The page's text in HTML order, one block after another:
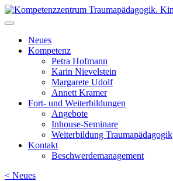
Skip
to
Neues
Kompetenz
Petra Hofmann
Karin Nievelstein
Margarete Udolf
Annett Kramer
Fort- und Weiterbildungen
Angebote
Inhouse-Seminare
Weiterbildung Traumapädagogik
Kontakt
Beschwerdemanagement
< Neues